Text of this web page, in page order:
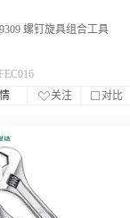
螺钉旋具组合工具
关注 对比